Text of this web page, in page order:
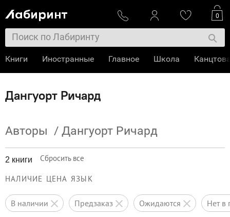
Дангуорт Ричард
Авторы / Дангуорт Ричард
2 книги Сбросить все
НАЛИЧИЕ ЦЕНА ЯЗЫК
в наличии предзаказ ожидаются нет
0
Книги Иностранные Главное Школа